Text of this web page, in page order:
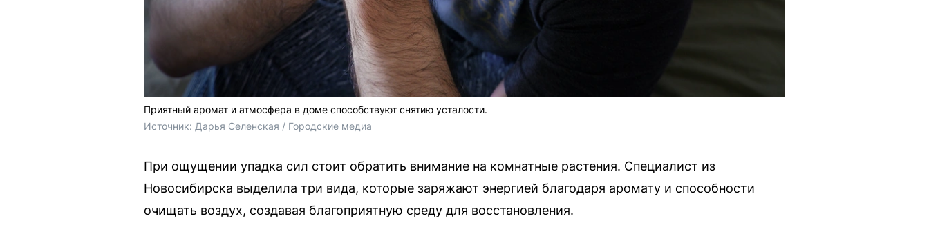
Приятный аромат и атмосфера в доме способствуют снятию усталости.
Источник: Дарья Селенская / Городские медиа
При ощущении упадка сил стоит обратить внимание на комнатные растения. Специалист из
Новосибирска выделила три вида, которые заряжают энергией благодаря аромату и способности
очищать воздух, создавая благоприятную среду для восстановления.